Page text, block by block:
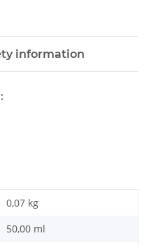
information
0,07 kg
50,00 ml